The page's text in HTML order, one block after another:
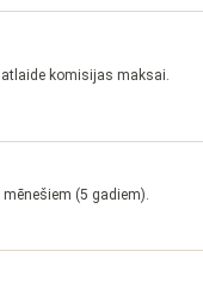
komisijas maksai.
(5 gadiem).